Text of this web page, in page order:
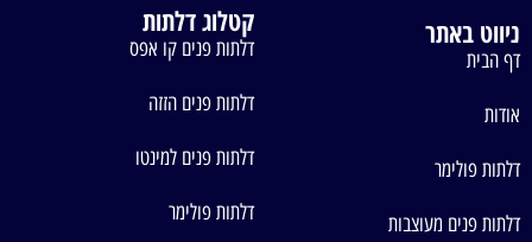
ניווט באתר
דף הבית
אודות
דלתות פולימר
דלתות פנים מעוצבות
קטלוג דלתות
דלתות פנים קו אפס
דלתות פנים הזזה
דלתות פנים למינטו
דלתות פולימר